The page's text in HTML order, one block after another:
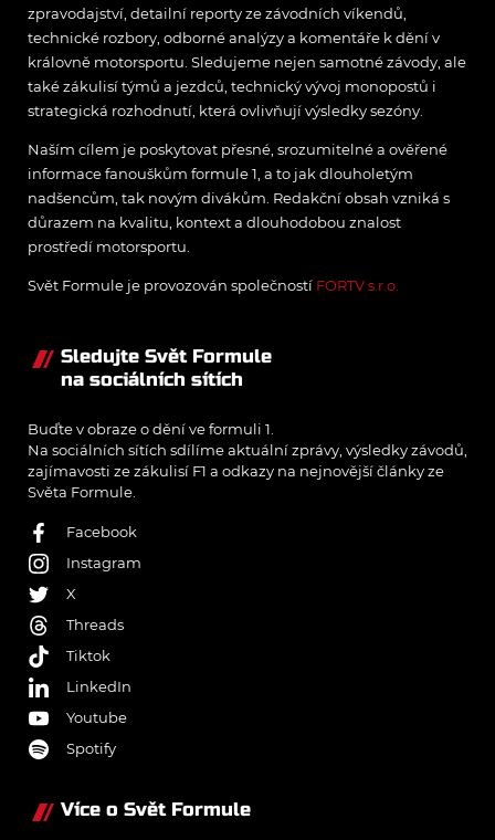
zpravodajství, detailní reporty ze závodních víkendů,
technické rozbory, odborné analýzy a komentáře k dění v
královně motorsportu. Sledujeme nejen samotné závody, ale
také zákulisí týmů a jezdců, technický vývoj monopostů i
strategická rozhodnutí, která ovlivňují výsledky sezóny.
Naším cílem je poskytovat přesné, srozumitelné a ověřené
informace fanouškům formule 1, a to jak dlouholetým
nadšencům, tak novým divákům. Redakční obsah vzniká s
důrazem na kvalitu, kontext a dlouhodobou znalost
prostředí motorsportu.
Svět Formule je provozován společností FORTV s.r.o.
Sledujte Svět Formule
na sociálních sítích
Buďte v obraze o dění ve formuli 1.
Na sociálních sítích sdílíme aktuální zprávy, výsledky závodů,
zajímavosti ze zákulisí F1 a odkazy na nejnovější články ze
Světa Formule.
Facebook
Instagram
X
Threads
Tiktok
LinkedIn
Youtube
Spotify
Více o Svět Formule